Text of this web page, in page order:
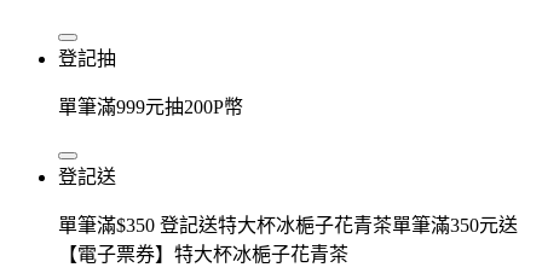
登記抽
單筆滿999元抽200P幣
登記送
單筆滿$350 登記送特大杯冰梔子花青茶單筆滿350元送
【電子票券】特大杯冰梔子花青茶